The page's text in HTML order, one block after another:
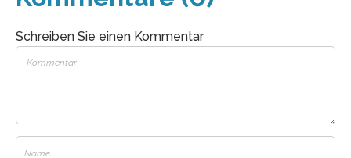
Schreiben Sie einen Kommentar